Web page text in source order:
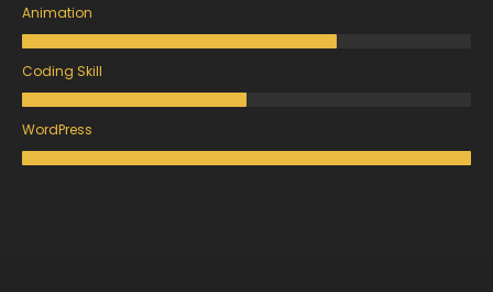
Animation
Coding Skill
WordPress